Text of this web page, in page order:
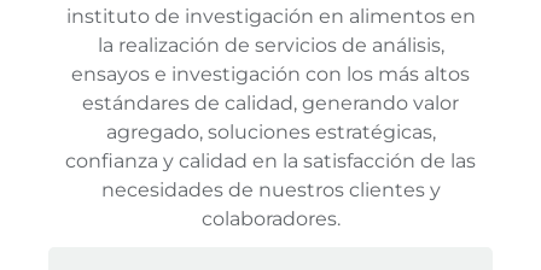
instituto de investigación en alimentos en
la realización de servicios de análisis,
ensayos e investigación con los más altos
estándares de calidad, generando valor
agregado, soluciones estratégicas,
confianza y calidad en la satisfacción de las
necesidades de nuestros clientes y
colaboradores.